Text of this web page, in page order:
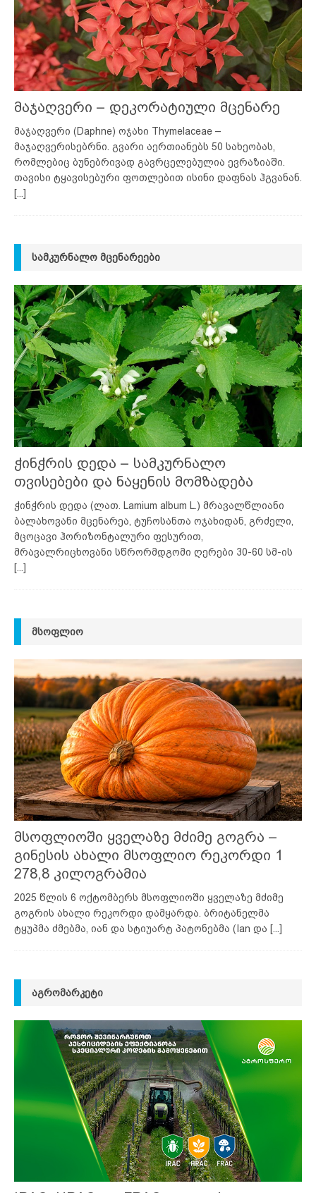
მაჯაღვერი – დეკორატიული მცენარე
მაჯაღვერი (Daphne) ოჯახი Thymelaceae –
მაჯაღვერისებრნი. გვარი აერთიანებს 50 სახეობას,
რომლებიც ბუნებრივად გავრცელებულია ევრაზიაში.
თავისი ტყავისებური ფოთლებით ისინი დაფნას ჰგვანან.
[...]
ᲡᲐᲛᲙᲣᲠᲜᲐᲚᲝ ᲛᲪᲔᲜᲐᲠᲔᲔᲑᲘ
ჭინჭრის დედა – სამკურნალო
თვისებები და ნაყენის მომზადება
ჭინჭრის დედა (ლათ. Lamium album L.) მრავალწლიანი
ბალახოვანი მცენარეა, ტუჩოსანთა ოჯახიდან, გრძელი,
მცოცავი ჰორიზონტალური ფესურით,
მრავალრიცხოვანი სწრორმდგომი ღერები 30-60 სმ-ის
[...]
ᲛᲡᲝᲤᲚᲘᲝ
მსოფლიოში ყველაზე მძიმე გოგრა –
გინესის ახალი მსოფლიო რეკორდი 1
278,8 კილოგრამია
2025 წლის 6 ოქტომბერს მსოფლიოში ყველაზე მძიმე
გოგრის ახალი რეკორდი დამყარდა. ბრიტანელმა
ტყუპმა ძმებმა, იან და სტიუარტ პატონებმა (Ian და [...]
ᲐᲒᲠᲝᲛᲐᲠᲙᲔᲢᲘ